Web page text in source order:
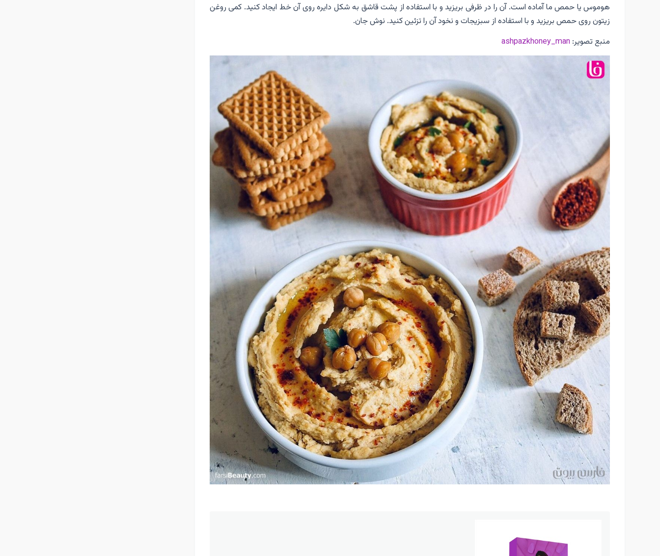
هوموس یا حمص ما آماده است. آن را در ظرفی بریزید و با استفاده از پشت قاشق به شکل دایره روی آن خط ایجاد کنید. کمی روغن
زیتون روی حمص بریزید و با استفاده از سبزیجات و نخود آن را تزئین کنید. نوش جان.
منبع تصویر:ashpazkhoney_man